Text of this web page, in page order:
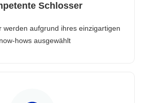
Schlosser
werden aufgrund ihres einzigartigen
hows ausgewählt